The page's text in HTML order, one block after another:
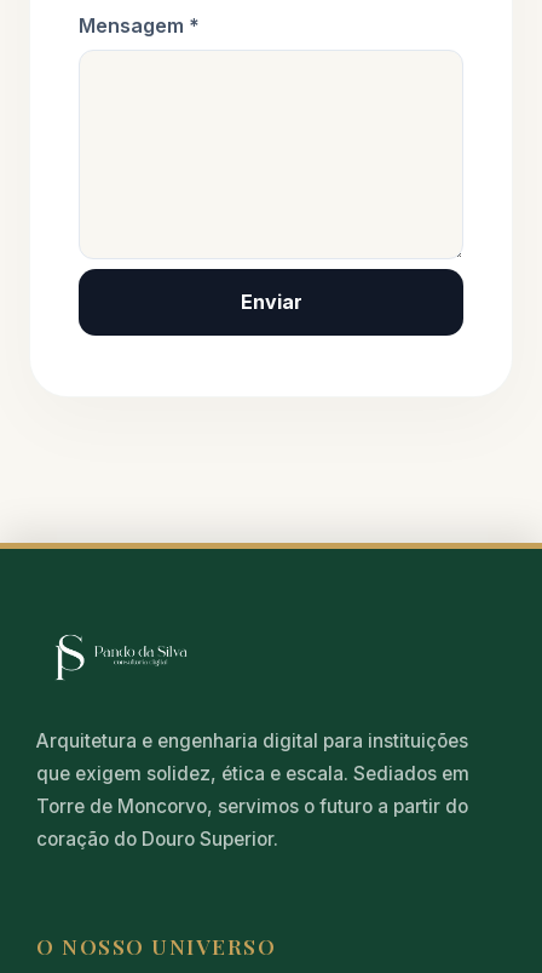
Mensagem *
Enviar
Arquitetura e engenharia digital para instituições
que exigem solidez, ética e escala. Sediados em
Torre de Moncorvo, servimos o futuro a partir do
coração do Douro Superior.
O NOSSO UNIVERSO